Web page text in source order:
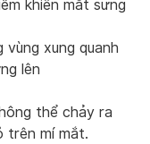
khiến mắt sưng
xung quanh
lên
thể chảy ra
trên mí mắt.